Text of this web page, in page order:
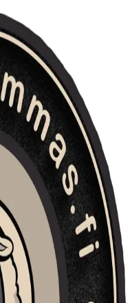
pidätetään.